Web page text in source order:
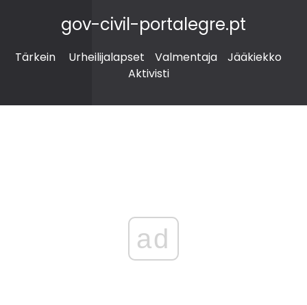
gov-civil-portalegre.pt
Tärkein Urheilijalapset Valmentaja
Jääkiekko
Aktivisti
ad